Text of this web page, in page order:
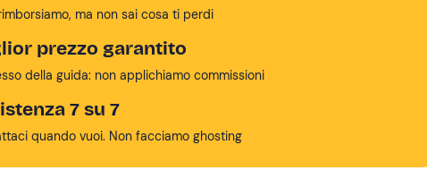
ma non sai cosa ti perdi
prezzo garantito
della guida: non applichiamo commissioni
7 su 7
quando vuoi. Non facciamo ghosting